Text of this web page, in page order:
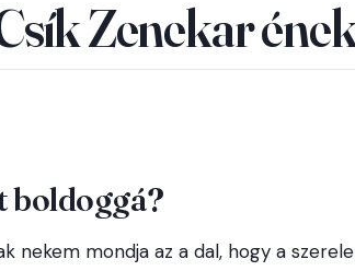
Zenekar
boldoggá?
nekem mondja az a dal, hogy a